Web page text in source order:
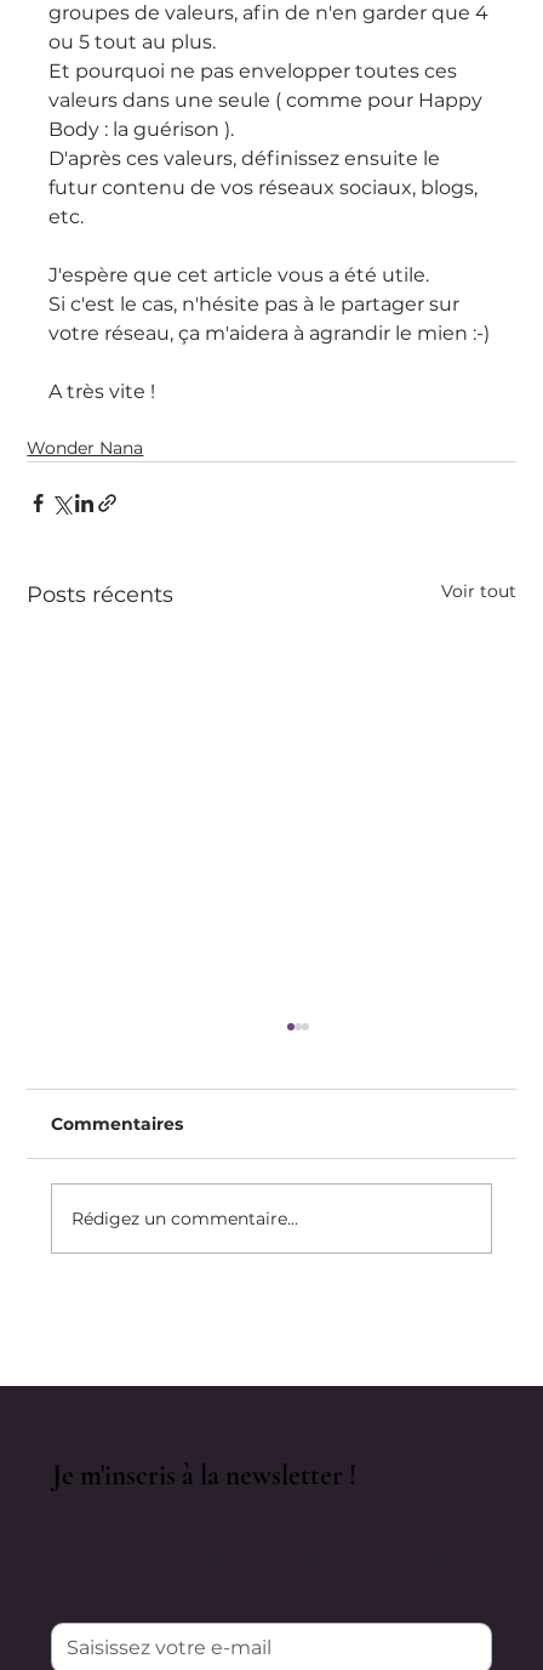
groupes de valeurs, afin de n'en garder que 4
ou 5 tout au plus.
Et pourquoi ne pas envelopper toutes ces
valeurs dans une seule ( comme pour Happy
Body : la guérison ).
D'après ces valeurs, définissez ensuite le
futur contenu de vos réseaux sociaux, blogs,
etc.
J'espère que cet article vous a été utile.
Si c'est le cas, n'hésite pas à le partager sur
votre réseau, ça m'aidera à agrandir le mien :-)
A très vite !
Wonder Nana
Posts récents Voir tout
Commentaires
Rédigez un commentaire...
Je m'inscris à la newsletter !